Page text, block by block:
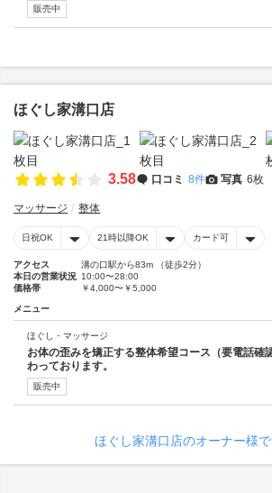
販売中
ほぐし家溝口店
3.58 口コミ 8件 写真 6枚
マッサージ 整体
日祝OK 21時以降OK カード可
アクセス
溝の口駅から83m （徒歩2分）
本日の営業状況 10:00〜28:00
価格帯
￥4,000〜￥5,000
メニュー
ほぐし・マッサージ
お体の歪みを矯正する整体希望コース（要電話確
わっております。
販売中
ほぐし家溝口店のオーナー様で